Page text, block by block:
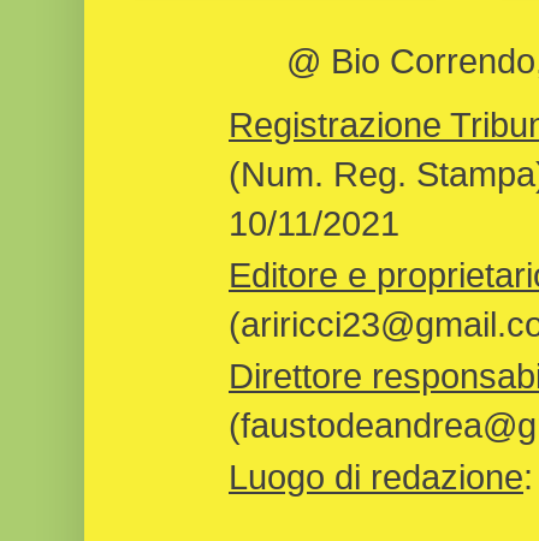
@ Bio
Registrazione
(Num. Reg.
10/11/2021
Editore e
Direttore
Luogo di redazione